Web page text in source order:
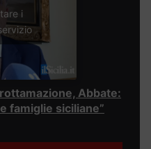
i
Abbate:
famiglie siciliane”